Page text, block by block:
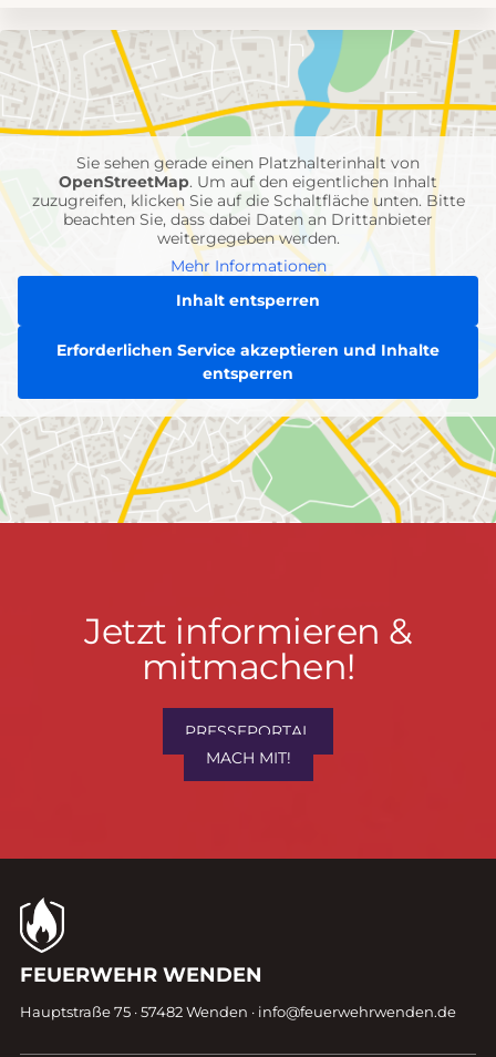
Umgebungskarte
mit
Feuerwehr-
Einheiten
Sie sehen gerade einen Platzhalterinhalt von
OpenStreetMap. Um auf den eigentlichen Inhalt
zuzugreifen, klicken Sie auf die Schaltfläche unten. Bitte
beachten Sie, dass dabei Daten an Drittanbieter
weitergegeben werden.
Mehr Informationen
Inhalt entsperren
Erforderlichen Service akzeptieren und Inhalte
entsperren
Jetzt
informieren
mitmachen!
Jetzt informieren &
mitmachen!
PRESSEPORTAL
MACH MIT!
Kontaktdaten
Fußzeile
FEUERWEHR WENDEN
Hauptstraße 75 · 57482 Wenden · info@feuerwehrwenden.de